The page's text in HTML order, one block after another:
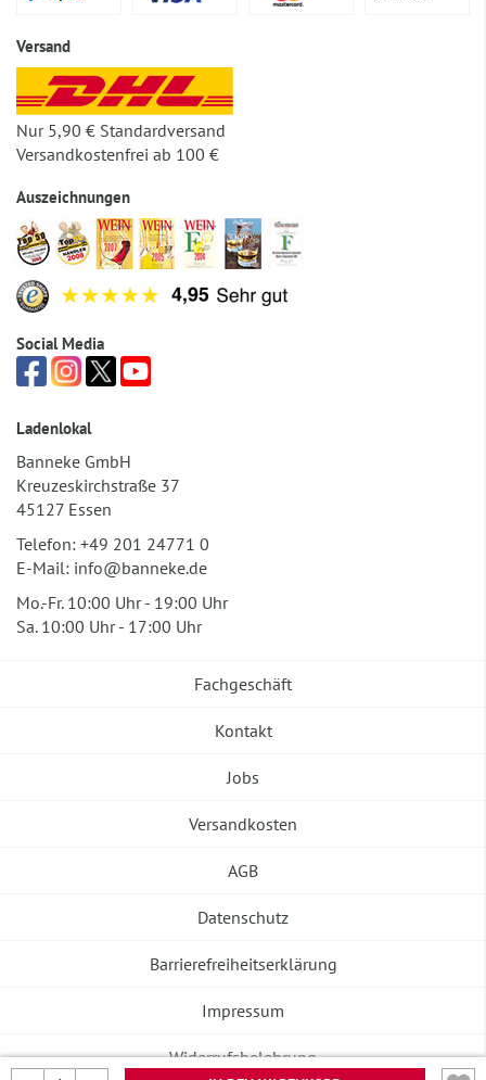
Versand
Nur 5,90 € Standardversand
Versandkostenfrei ab 100 €
Auszeichnungen
Social Media
Ladenlokal
Banneke GmbH
Kreuzeskirchstraße 37
45127 Essen
Telefon: +49 201 24771 0
E-Mail: info@banneke.de
Mo.-Fr. 10:00 Uhr - 19:00 Uhr
Sa. 10:00 Uhr - 17:00 Uhr
Fachgeschäft
Kontakt
Jobs
Versandkosten
AGB
Datenschutz
Barrierefreiheitserklärung
Impressum
Widerrufsbelehrung